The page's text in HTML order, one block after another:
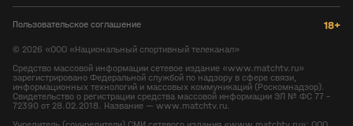
Пользовательское соглашение 18+
© 2026 «ООО «Национальный спортивный телеканал»
Средство массовой информации сетевое издание «www.matchtv.ru»
зарегистрировано Федеральной службой по надзору в сфере связи,
информационных технологий и массовых коммуникаций (Роскомнадзор).
Свидетельство о регистрации средства массовой информации ЭЛ № ФС 77 -
72390 от 28.02.2018. Название — www.matchtv.ru.